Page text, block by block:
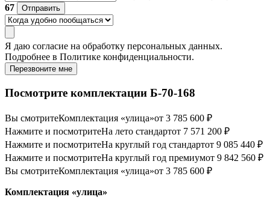
67
Отправить
Я даю согласие на обработку персональных данных.
Подробнее в Политике конфиденциальности.
Перезвоните мне
Посмотрите комплектации Б-70-168
Вы смотритеКомплектация «улица»от 3 785 600 ₽
Нажмите и посмотритеНа лето стандартот 7 571 200 ₽
Нажмите и посмотритеНа круглый год стандартот 9 085 440 ₽
Нажмите и посмотритеНа круглый год премиумот 9 842 560 ₽
Вы смотритеКомплектация «улица»от 3 785 600 ₽
Комплектация «улица»